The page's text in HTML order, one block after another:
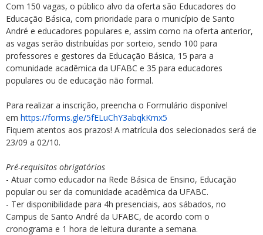
Com 150 vagas, o público alvo da oferta são Educadores do
Educação Básica, com prioridade para o município de Santo
André e educadores populares e, assim como na oferta anterior,
as vagas serão distribuídas por sorteio, sendo 100 para
professores e gestores da Educação Básica, 15 para a
comunidade acadêmica da UFABC e 35 para educadores
populares ou de educação não formal.
Para realizar a inscrição, preencha o Formulário disponível
em https://forms.gle/5fELuChY3abqkKmx5
Fiquem atentos aos prazos! A matrícula dos selecionados será de
23/09 a 02/10.
Pré-requisitos obrigatórios
- Atuar como educador na Rede Básica de Ensino, Educação
popular ou ser da comunidade acadêmica da UFABC.
- Ter disponibilidade para 4h presenciais, aos sábados, no
Campus de Santo André da UFABC, de acordo com o
cronograma e 1 hora de leitura durante a semana.